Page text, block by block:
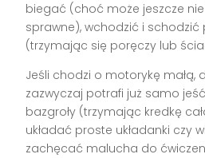
biegać (choć może jeszcze
sprawne), wchodzić i
(trzymając się poręczy lub
Jeśli chodzi o motorykę małą,
zazwyczaj potrafi już samo
bazgroły (trzymając kredkę
układać proste układanki czy
zachęcać malucha do